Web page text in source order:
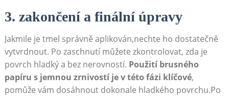
3. zakončení a finální úpravy
Jakmile ⁣je⁣ tmel‍ správně aplikován,nechte ho dostatečně
vytvrdnout. ‍Po zaschnutí ‍můžete zkontrolovat,⁢ zda je
povrch hladký a ⁤bez nerovností. Použití ⁣brusného
papíru s‍ jemnou zrnivostí je v této fázi ⁣klíčové,⁢
pomůže vám‌ dosáhnout dokonale hladkého ‌povrchu.Po